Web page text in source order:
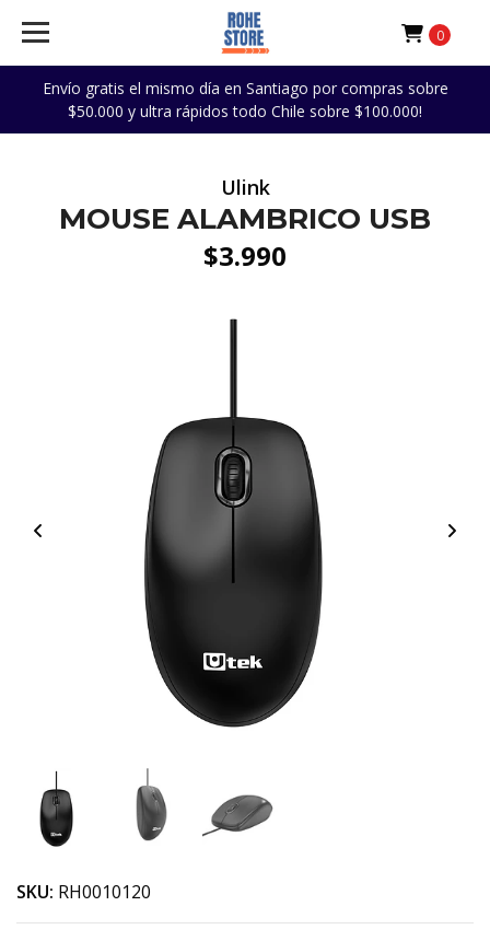
Envío gratis el mismo día en Santiago por compras sobre
$50.000 y ultra rápidos todo Chile sobre $100.000!
0
Ulink
MOUSE ALAMBRICO USB
$3.990
SKU: RH0010120